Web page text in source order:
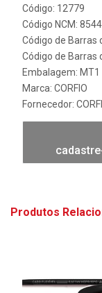
Código: 12779
Código NCM:
Código de Barras
Código de Barras
Embalagem: MT1
Marca: CORFIO
Fornecedor:
Produtos